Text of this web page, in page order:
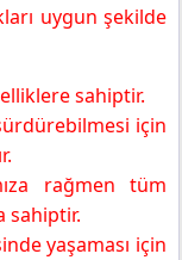
57 Cevapları
uygun şekilde
sahiptir.
için
rağmen tüm
sahiptir.
yaşaması için